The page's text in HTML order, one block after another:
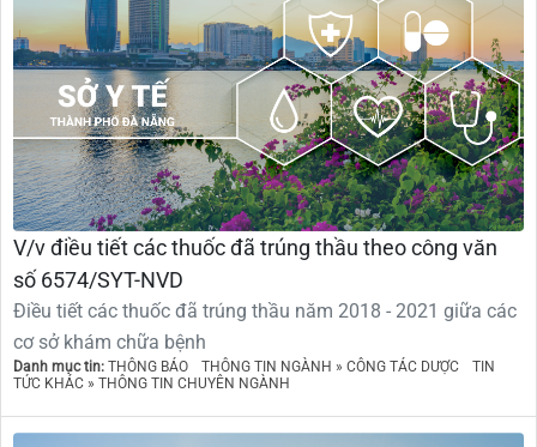
V/v điều tiết các thuốc đã trúng thầu theo công văn
số 6574/SYT-NVD
Điều tiết các thuốc đã trúng thầu năm 2018 - 2021 giữa các
cơ sở khám chữa bệnh
Danh mục tin: THÔNG BÁO THÔNG TIN NGÀNH » CÔNG TÁC DƯỢC
TIN
TỨC KHÁC » THÔNG TIN CHUYÊN NGÀNH